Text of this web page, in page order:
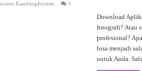
KambingJoynim 1
Download
fotografi? Atau
profesional?
bisa menjadi
untuk Anda.